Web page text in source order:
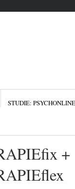
KONTAKT
STUDIE:
+